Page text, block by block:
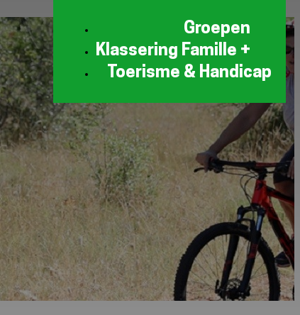
Groepen
Klassering Famille +
Toerisme & Handicap